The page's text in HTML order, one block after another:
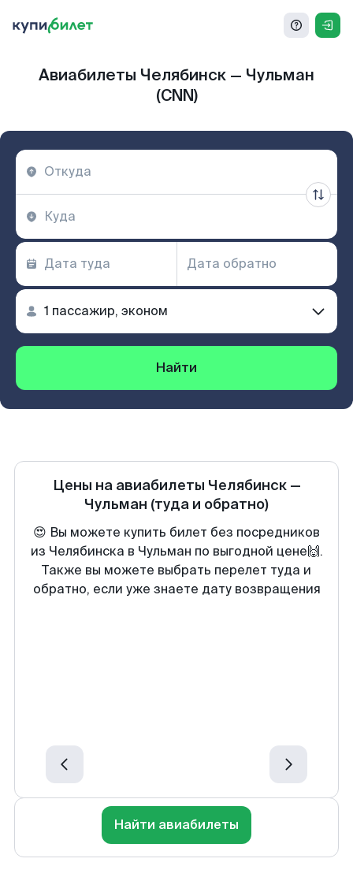
Авиабилеты Челябинск — Чульман
(CNN)
Найти
Цены на авиабилеты Челябинск—
Чульман (туда и обратно)
😍 Вы можете купить билет без посредников
из Челябинска в Чульман по выгодной цене🙌.
Также вы можете выбрать перелет туда и
обратно, если уже знаете дату возвращения
Найти авиабилеты